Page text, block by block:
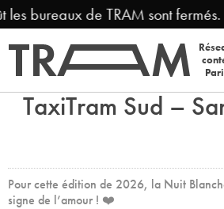
bureaux de TRAM sont fermés.
TaxiTram Sud –
Pour cette édition de 2026, la Nuit
signe de l’amour ! ❤️